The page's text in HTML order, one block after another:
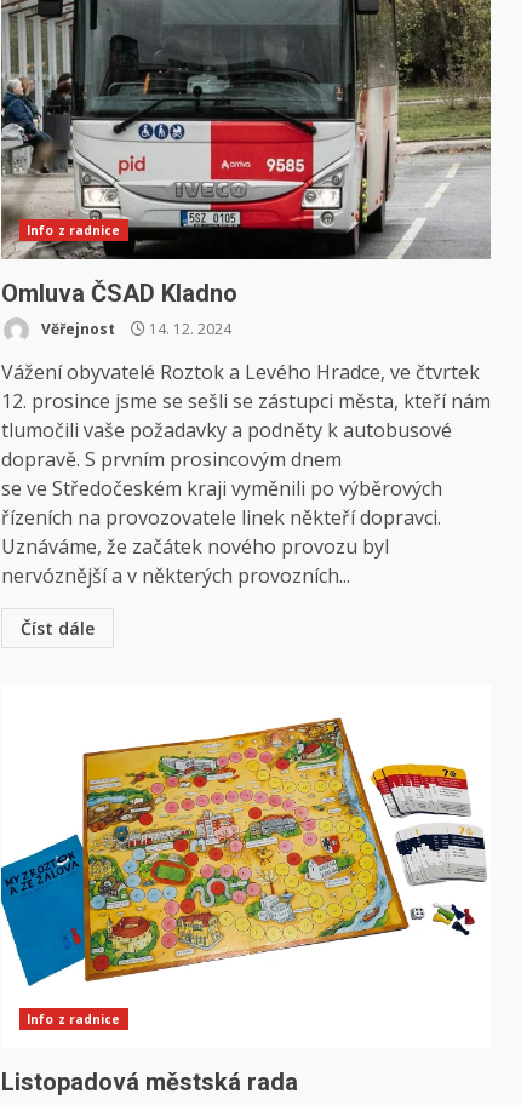
Info z radnice
Omluva ČSAD Kladno
Věřejnost 14. 12. 2024
Vážení obyvatelé Roztok a Levého Hradce, ve čtvrtek
12. prosince jsme se sešli se zástupci města, kteří nám
tlumočili vaše požadavky a podněty k autobusové
dopravě. S prvním prosincovým dnem
se ve Středočeském kraji vyměnili po výběrových
řízeních na provozovatele linek někteří dopravci.
Uznáváme, že začátek nového provozu byl
nervóznější a v některých provozních...
Číst dále
Info z radnice
Listopadová městská rada